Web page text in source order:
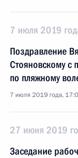
7 июля 2019
Поздравление
Стояновскому с
по пляжному
7 июля 2019 года,
27 июня 2019
Заседание